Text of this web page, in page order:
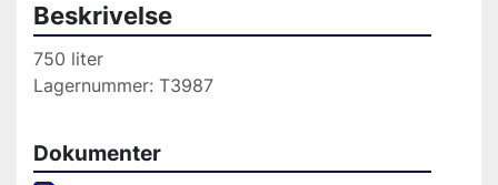
Beskrivelse
750 liter
Lagernummer: T3987
Dokumenter